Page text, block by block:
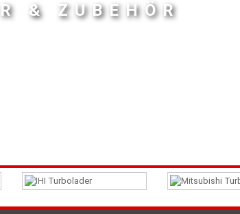
& ZUBEHÖR